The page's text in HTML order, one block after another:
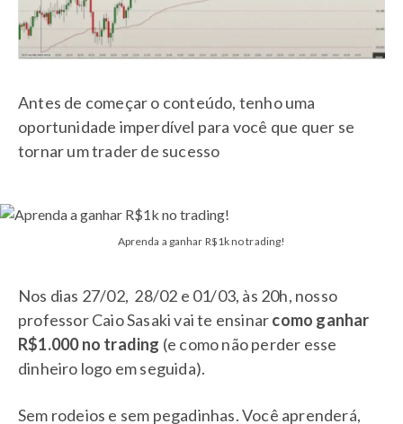
Antes de começar o conteúdo, tenho uma
oportunidade imperdível para você que quer se
tornar um trader de sucesso
Aprenda a ganhar R$1k no trading!
Nos dias 27/02, 28/02 e 01/03, às 20h, nosso
professor Caio Sasaki vai te ensinarcomo ganhar
R$1.000 no trading (e como não perder esse
dinheiro logo em seguida).
Sem rodeios e sem pegadinhas. Você aprenderá,